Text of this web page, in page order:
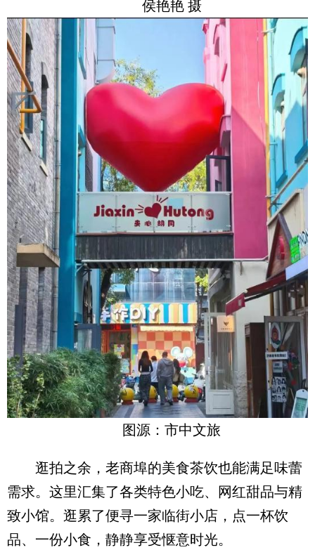
侯艳艳 摄
图源：市中文旅
逛拍之余，老商埠的美食茶饮也能满足味蕾
需求。这里汇集了各类特色小吃、网红甜品与精
致小馆。逛累了便寻一家临街小店，点一杯饮
品、一份小食，静静享受惬意时光。